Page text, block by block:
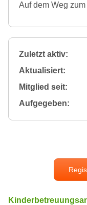
Auf dem Weg
Zuletzt aktiv:
Aktualisiert:
Mitglied seit:
Aufgegeben: